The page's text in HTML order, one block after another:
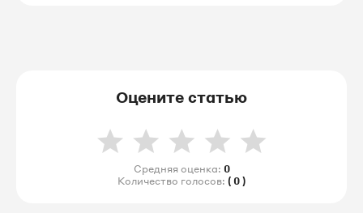
Оцените статью
Средняя оценка: 0
Количество голосов: ( 0 )